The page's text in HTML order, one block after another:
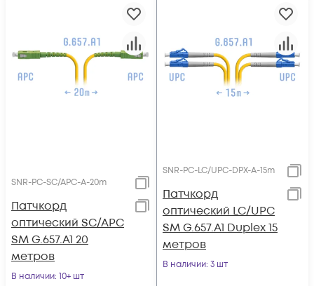
SNR-PC-SC/APC-A-20m
Патчкорд
оптический SC/APC
SM G.657.A1 20
метров
В наличии: 10+ шт
SNR-PC-LC/UPC-DPX-A-15m
Патчкорд
оптический LC/UPC
SM G.657.A1 Duplex 15
метров
В наличии: 3 шт